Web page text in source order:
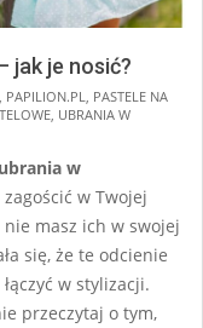
jak je nosić?
PAPILION.PL
PASTELE NA
UBRANIA W
ubrania w
w Twojej
masz ich w swojej
się, że te odcienie
w stylizacji.
przeczytaj o tym,